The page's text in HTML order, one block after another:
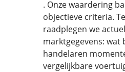
. Onze waardering
objectieve criteria.
raadplegen we
marktgegevens: wat
handelaren
vergelijkbare